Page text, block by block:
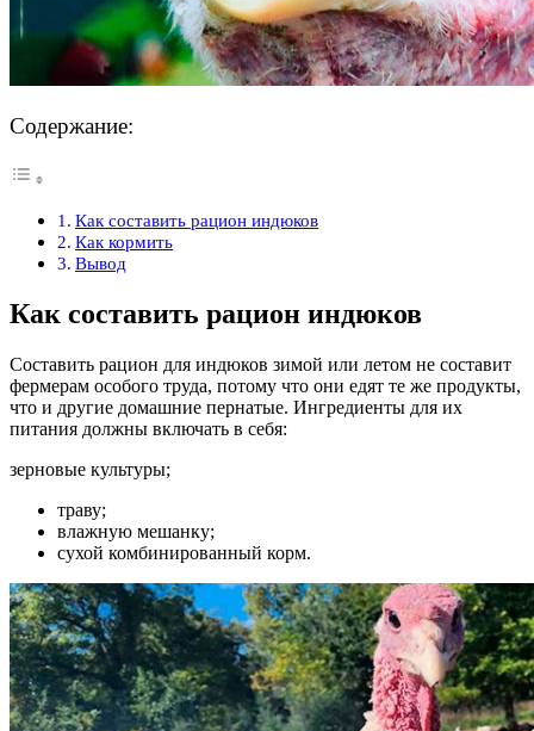
Содержание:
Как составить рацион индюков
Как кормить
Вывод
Как составить рацион индюков
Составить рацион для индюков зимой или летом не составит
фермерам особого труда, потому что они едят те же продукты,
что и другие домашние пернатые. Ингредиенты для их
питания должны включать в себя:
зерновые культуры;
траву;
влажную мешанку;
сухой комбинированный корм.